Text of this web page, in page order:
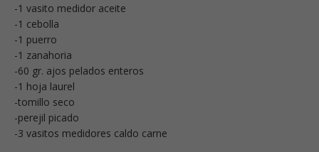
-1 vasito medidor aceite
-1 cebolla
-1 puerro
-1 zanahoria
-60 gr. ajos pelados enteros
-1 hoja laurel
-tomillo seco
-perejil picado
-3 vasitos medidores caldo carne